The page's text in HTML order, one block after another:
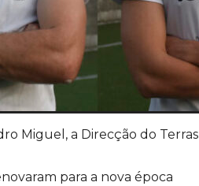
Miguel, a Direcção do Terras
para a nova época